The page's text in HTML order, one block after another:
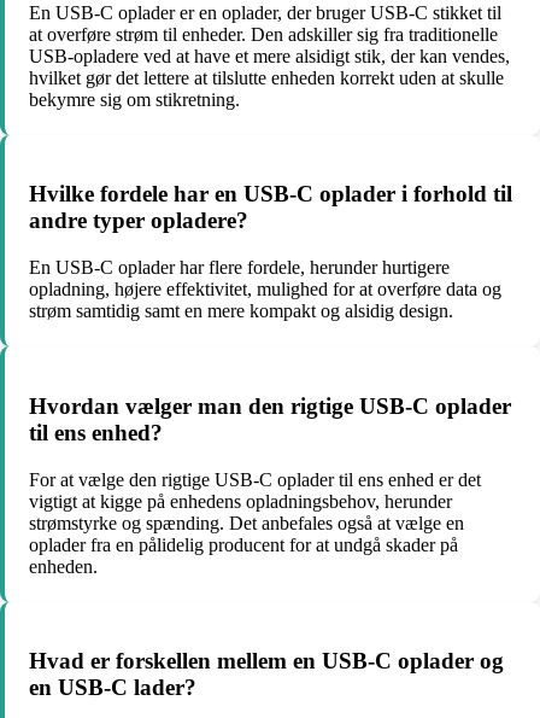
En USB-C oplader er en oplader, der bruger USB-C stikket til
at overføre strøm til enheder. Den adskiller sig fra traditionelle
USB-opladere ved at have et mere alsidigt stik, der kan vendes,
hvilket gør det lettere at tilslutte enheden korrekt uden at skulle
bekymre sig om stikretning.
Hvilke fordele har en USB-C oplader i forhold til
andre typer opladere?
En USB-C oplader har flere fordele, herunder hurtigere
opladning, højere effektivitet, mulighed for at overføre data og
strøm samtidig samt en mere kompakt og alsidig design.
Hvordan vælger man den rigtige USB-C oplader
til ens enhed?
For at vælge den rigtige USB-C oplader til ens enhed er det
vigtigt at kigge på enhedens opladningsbehov, herunder
strømstyrke og spænding. Det anbefales også at vælge en
oplader fra en pålidelig producent for at undgå skader på
enheden.
Hvad er forskellen mellem en USB-C oplader og
en USB-C lader?